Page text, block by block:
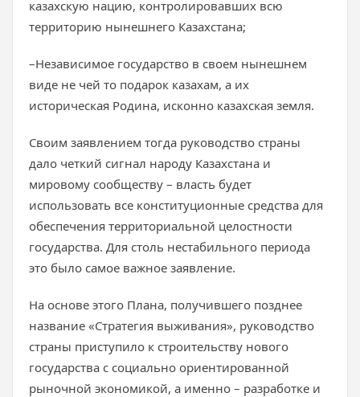
казахскую нацию, контролировавших всю
территорию нынешнего Казахстана;
–Независимое государство в своем нынешнем
виде не чей то подарок казахам, а их
историческая Родина, исконно казахская земля.
Своим заявлением тогда руководство страны
дало четкий сигнал народу Казахстана и
мировому сообществу – власть будет
использовать все конституционные средства для
обеспечения территориальной целостности
государства. Для столь нестабильного периода
это было самое важное заявление.
На основе этого Плана, получившего позднее
название «Стратегия выживания», руководство
страны приступило к строительству нового
государства с социально ориентированной
рыночной экономикой, а именно – разработке и